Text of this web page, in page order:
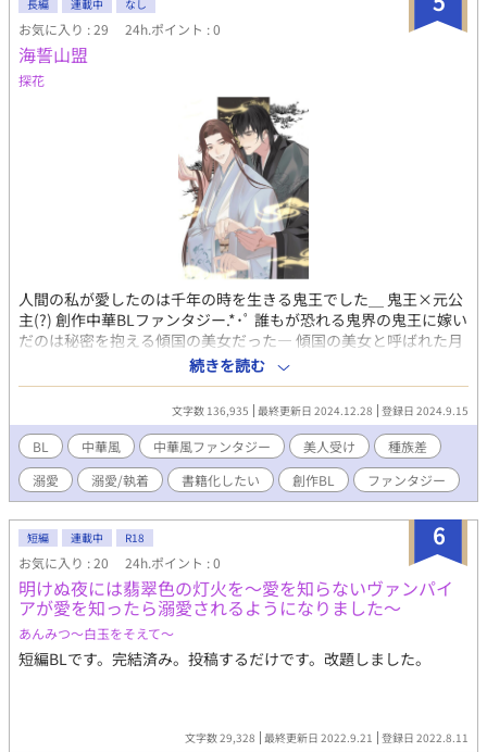
戦闘に秀でている。今まで人と関わる事が少なかったせいか、人
付き合いや誰かの愛し方も不器用。目的の為に手段を選ばない冷
酷さも併せ持つ。
長編 連載中 なし
お気に入り : 29 24h.ポイント : 0
海誓山盟
探花
人間の私が愛したのは千年の時を生きる鬼王でした＿ 鬼王×元公
主(?) 創作中華BLファンタジー.*･ﾟ 誰もが恐れる鬼界の鬼王に嫁い
だのは秘密を抱える傾国の美女だった― 傾国の美女と呼ばれた月
雨国元公主・魏静蘭。 数々の国をその美しさで傾かせた悪女とも
言われるが、その美しさが自身の首を絞めた悲劇の美女としても
続きを読む
文字数 136,935 最終更新日 2024.12.28 登録日 2024.9.15
BL 中華風 中華風ファンタジー 美人受け
種族差
溺愛
溺愛/執着 書籍化したい 創作BL ファンタジー
6
短編 連載中 R18
お気に入り : 20 24h.ポイント : 0
明けぬ夜には翡翠色の灯火を～愛を知らないヴァンパイ
アが愛を知ったら溺愛されるようになりました～
あんみつ～白玉をそえて～
短編BLです。完結済み。投稿するだけです。改題しました。
文字数 29,328 最終更新日 2022.9.21 登録日 2022.8.11